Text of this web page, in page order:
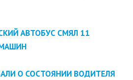
АВТОБУС СМЯЛ 11
О СОСТОЯНИИ ВОДИТЕЛЯ